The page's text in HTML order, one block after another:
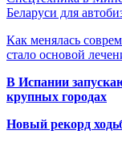
Беларуси для
Как менялась
стало основой
В Испании
крупных городах
Новый рекорд